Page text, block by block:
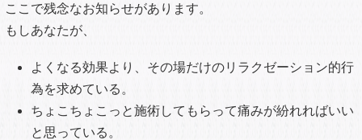
ここで残念なお知らせがあります。
もしあなたが、
よくなる効果より、その場だけのリラクゼーション的行
為を求めている。
ちょこちょこっと施術してもらって痛みが紛れればいい
と思っている。